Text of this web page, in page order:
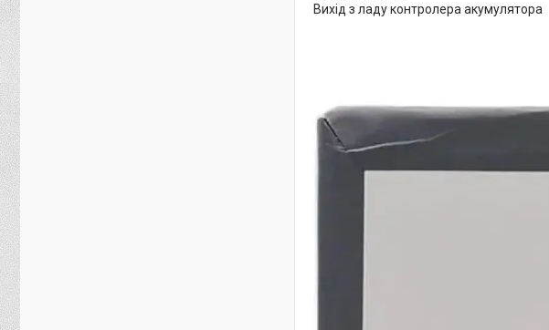
Вихід з ладу контролера акумулятора